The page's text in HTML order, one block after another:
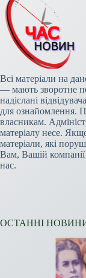
Всі матеріали на
— мають зворотне
надіслані
для ознайомлення.
власникам.
матеріалу несе.
матеріали, які
Вам, Вашій компанії
нас.
ОСТАННІ